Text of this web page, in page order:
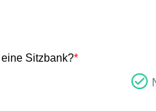
Sitzbank?*